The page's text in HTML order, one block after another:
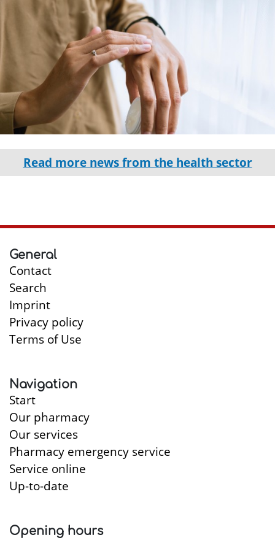
Read more news from the health sector
General
Contact
Search
Imprint
Privacy policy
Terms of Use
Navigation
Start
Our pharmacy
Our services
Pharmacy emergency service
Service online
Up-to-date
Opening hours